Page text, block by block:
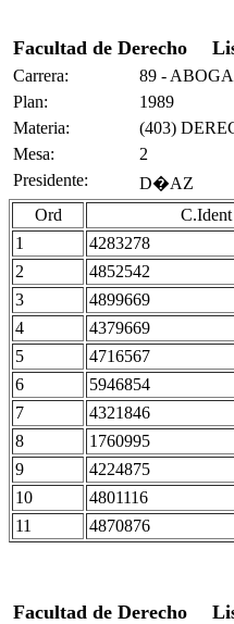
Facultad de Derecho
Carrera:
89 -
Plan:
1989
Materia:
(403)
Mesa:
2
Presidente:
D�AZ
Ord
C.Ident
1
4283278
2 4852542
3 4899669
4 4379669
5 4716567
6 5946854
7 4321846
8 1760995
9 4224875
10 4801116
11 4870876
Facultad de Derecho